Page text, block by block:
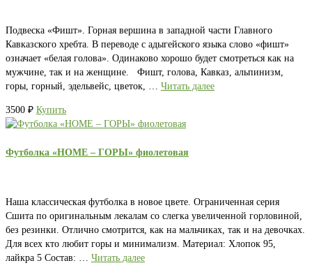
Подвеска «Фишт». Горная вершина в западной части Главного
Кавказского хребта. В переводе с адыгейского языка слово «фишт»
означает «белая голова». Одинаково хорошо будет смотреться как на
мужчине, так и на женщине. Фишт, голова, Кавказ, альпинизм,
горы, горный, эдельвейс, цветок, … Читать далее
3500 ₽ Купить
Футболка «HOME – ГОРЫ» фиолетовая
Наша классическая футболка в новое цвете. Ограниченная серия
Сшита по оригинальным лекалам со слегка увеличенной горловиной,
без резинки. Отлично смотрится, как на мальчиках, так и на девочках.
Для всех кто любит горы и минимализм. Материал: Хлопок 95,
лайкра 5 Состав: … Читать далее